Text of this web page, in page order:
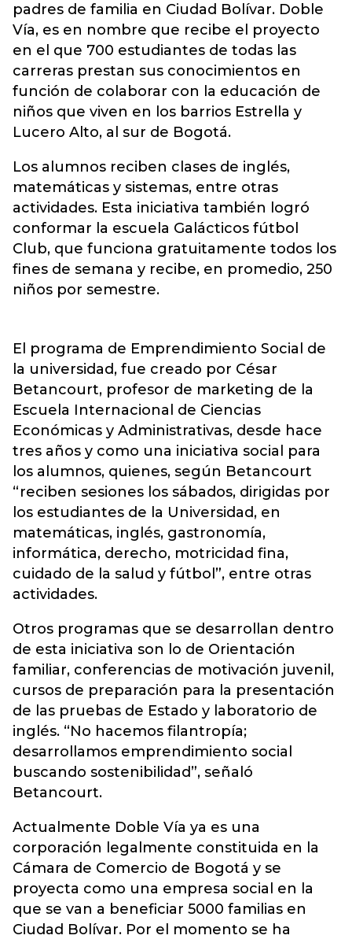
padres de familia en Ciudad Bolívar. Doble
Vía, es en nombre que recibe el proyecto
en el que 700 estudiantes de todas las
carreras prestan sus conocimientos en
función de colaborar con la educación de
niños que viven en los barrios Estrella y
Lucero Alto, al sur de Bogotá.
Los alumnos reciben clases de inglés,
matemáticas y sistemas, entre otras
actividades. Esta iniciativa también logró
conformar la escuela Galácticos fútbol
Club, que funciona gratuitamente todos los
fines de semana y recibe, en promedio, 250
niños por semestre.
El programa de Emprendimiento Social de
la universidad, fue creado por César
Betancourt, profesor de marketing de la
Escuela Internacional de Ciencias
Económicas y Administrativas, desde hace
tres años y como una iniciativa social para
los alumnos, quienes, según Betancourt
“reciben sesiones los sábados, dirigidas por
los estudiantes de la Universidad, en
matemáticas, inglés, gastronomía,
informática, derecho, motricidad fina,
cuidado de la salud y fútbol”, entre otras
actividades.
Otros programas que se desarrollan dentro
de esta iniciativa son lo de Orientación
familiar, conferencias de motivación juvenil,
cursos de preparación para la presentación
de las pruebas de Estado y laboratorio de
inglés. “No hacemos filantropía;
desarrollamos emprendimiento social
buscando sostenibilidad”, señaló
Betancourt.
Actualmente Doble Vía ya es una
corporación legalmente constituida en la
Cámara de Comercio de Bogotá y se
proyecta como una empresa social en la
que se van a beneficiar 5000 familias en
Ciudad Bolívar. Por el momento se ha